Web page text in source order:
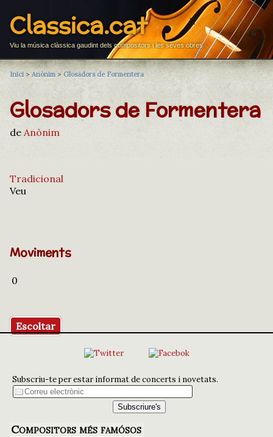
Classica.cat
Viu la música clàssica gaudint dels compositors i les seves obres
Inici > Anònim > Glosadors de Formentera
Glosadors de Formentera
de Anònim
Tradicional
Veu
Moviments
0
Escoltar
Subscriu-te per estar informat de concerts i novetats.
Compositors més famósos